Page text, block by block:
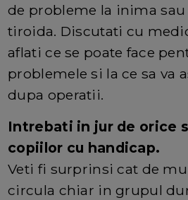
de probleme la inima
tiroida. Discutati cu
aflati ce se poate face
problemele si la ce sa va
dupa operatii.
Intrebati in jur de orice
copiilor cu handicap.
Veti fi surprinsi cat de
circula chiar in grupul